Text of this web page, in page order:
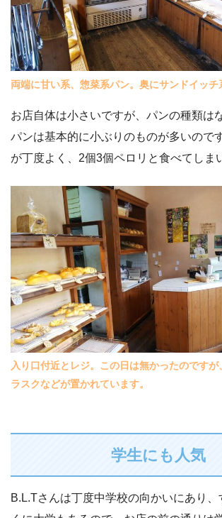
両端に甘い系、惣菜系パン。奥にサンドイッチ
お店自体は小さいですが、パンの種類は
パンは基本的に小ぶりのものが多いので
が丁度よく、2個3個ペロリと食べてしま
入り口付近とレジ。この日は無かったのです
ラスクなどが置かれています。
学生にも人気
B.L.Tさんは丁度中学校の向かいにあり